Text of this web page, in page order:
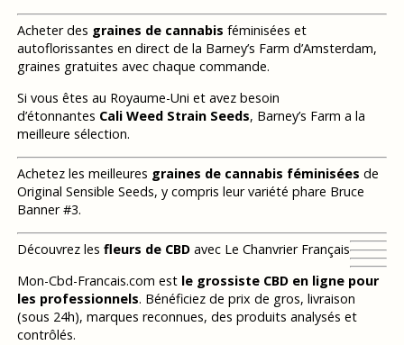
Acheter des graines de cannabis féminisées et
autoflorissantes en direct de la Barney’s Farm d’Amsterdam,
graines gratuites avec chaque commande.
Si vous êtes au Royaume-Uni et avez besoin
d’étonnantes Cali Weed Strain Seeds, Barney’s Farm a la
meilleure sélection.
Achetez les meilleures graines de cannabis féminisées de
Original Sensible Seeds, y compris leur variété phare Bruce
Banner #3.
Découvrez les fleurs de CBDavec Le Chanvrier Français
Mon-Cbd-Francais.com est le grossiste CBD en ligne pour
les professionnels. Bénéficiez de prix de gros, livraison
(sous 24h), marques reconnues, des produits analysés et
contrôlés.